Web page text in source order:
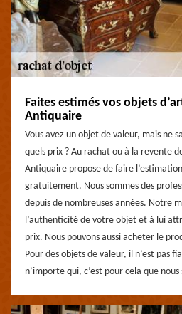
Faites estimés vos objets
Antiquaire
Vous avez un objet de valeur, mais ne
quels prix ? Au rachat ou à la revente
Antiquaire propose de faire
gratuitement. Nous sommes des
depuis de nombreuses années. Notre
l’authenticité de votre objet et à lui
prix. Nous pouvons aussi acheter le
Pour des objets de valeur, il n’est pas
n’importe qui, c’est pour cela que nous